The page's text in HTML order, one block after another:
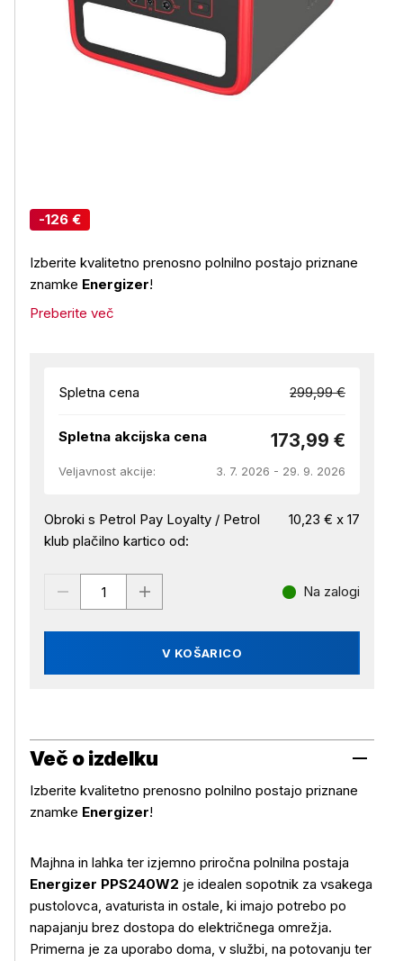
-126 €
Izberite kvalitetno prenosno polnilno postajo priznane
znamke Energizer!
Preberite več
Spletna cena 299,99 €
Spletna akcijska cena 173,99 €
Veljavnost akcije: 3. 7. 2026 - 29. 9. 2026
Obroki s Petrol Pay Loyalty / Petrol
klub plačilno kartico od:
10,23 € x 17
V KOŠARICO
Na zalogi
Več o izdelku
Izberite kvalitetno prenosno polnilno postajo priznane
znamke Energizer!
Majhna in lahka ter izjemno priročna polnilna postaja
Energizer PPS240W2 je idealen sopotnik za vsakega
pustolovca, avaturista in ostale, ki imajo potrebo po
napajanju brez dostopa do električnega omrežja.
Primerna je za uporabo doma, v službi, na potovanju ter